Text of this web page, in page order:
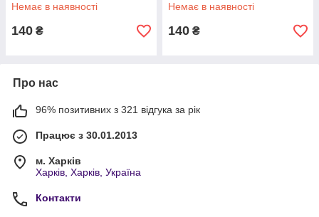
Немає в наявності
140 ₴
Немає в наявності
140 ₴
Про нас
96% позитивних з 321 відгука за рік
Працює з 30.01.2013
м. Харків
Харків, Харків, Україна
Контакти